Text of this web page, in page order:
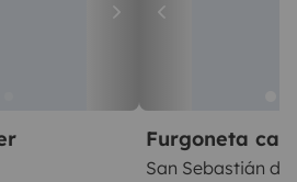
Furgoneta
San Sebastián de